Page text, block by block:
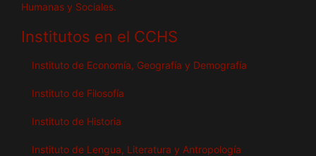
Humanas y Sociales.
Institutos en el CCHS
Instituto de Economía, Geografía y Demografía
Instituto de Filosofía
Instituto de Historia
Instituto de Lengua, Literatura y Antropología